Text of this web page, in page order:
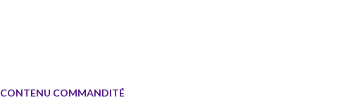
CONTENU COMMANDITÉ